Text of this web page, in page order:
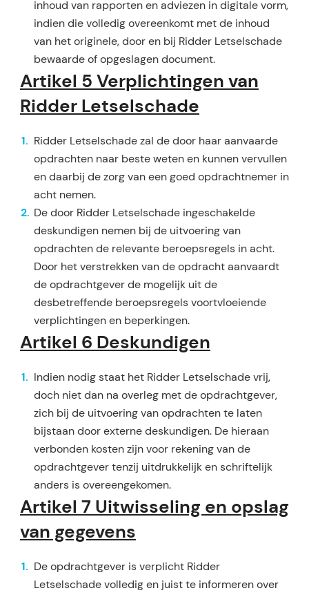
inhoud van rapporten en adviezen in digitale vorm,
in­dien die volledig overeenkomt met de inhoud
van het originele, door en bij Ridder Letselschade
be­waarde of opgeslagen document.
Artikel 5 Verplichtingen van
Ridder Letselschade
Ridder Letselschade zal de door haar aanvaarde
opdrachten naar beste weten en kunnen vervullen
en daarbij de zorg van een goed opdrachtnemer in
acht nemen.
De door Ridder Letselschade ingeschakelde
deskundigen nemen bij de uitvoering van
opdrachten de relevante beroepsregels in acht.
Door het verstrekken van de opdracht aanvaardt
de opdrachtgever de mogelijk uit de
desbetreffende beroepsregels voortvloeiende
verplichtingen en beperkingen.
Artikel 6 Deskundigen
Indien nodig staat het Ridder Letselschade vrij,
doch niet dan na overleg met de opdrachtgever,
zich bij de uitvoering van opdrachten te laten
bijstaan door externe deskundigen. De hieraan
verbonden kosten zijn voor rekening van de
opdrachtgever tenzij uitdrukkelijk en schriftelijk
anders is overeenge­komen.
Artikel 7 Uitwisseling en opslag
van gegevens
De opdrachtgever is verplicht Ridder
Letselschade volledig en juist te informeren over